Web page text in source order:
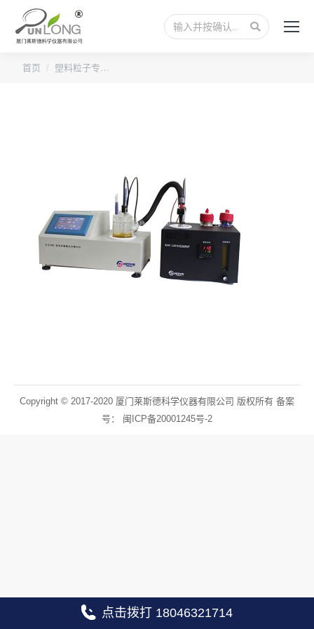
搜
索：
您的位置：
首页 塑料粒子专…
Copyright © 2017-2020 厦门莱斯德科学仪器有限公司 版权所有 备案
号： 闽ICP备20001245号-2
点击拨打 18046321714